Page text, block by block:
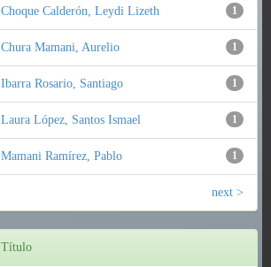
1
Choque Calderón, Leydi Lizeth
1
Chura Mamani, Aurelio
1
Ibarra Rosario, Santiago
1
Laura López, Santos Ismael
1
Mamani Ramírez, Pablo
next >
Título